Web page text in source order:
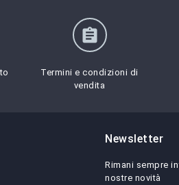
assignment
Termini e condizioni di
vendita
Newsletter
Rimani sempre
nostre novità